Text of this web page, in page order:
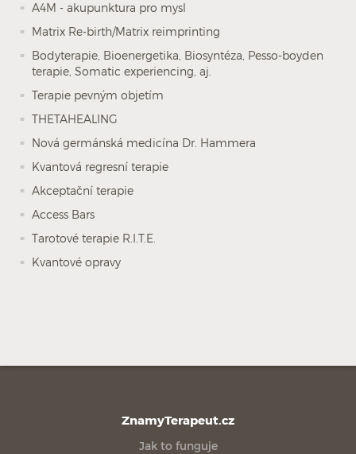
A4M - akupunktura pro mysl
Matrix Re-birth/Matrix reimprinting
Bodyterapie, Bioenergetika, Biosyntéza, Pesso-boyden
terapie, Somatic experiencing, aj.
Terapie pevným objetím
THETAHEALING
Nová germánská medicína Dr. Hammera
Kvantová regresní terapie
Akceptační terapie
Access Bars
Tarotové terapie R.I.T.E.
Kvantové opravy
ZnamyTerapeut.cz
Jak to funguje